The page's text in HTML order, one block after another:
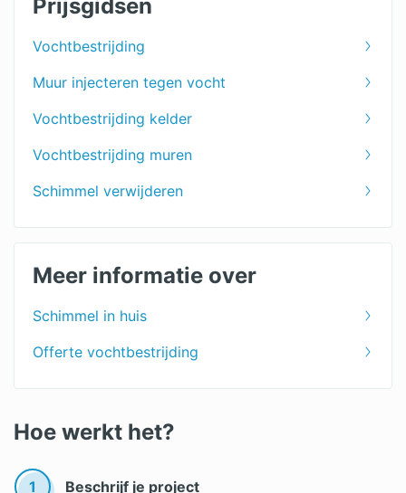
Prijsgidsen
Vochtbestrijding
Muur injecteren tegen vocht
Vochtbestrijding kelder
Vochtbestrijding muren
Schimmel verwijderen
Meer informatie over
Schimmel in huis
Offerte vochtbestrijding
Hoe werkt het?
1
Beschrijf je project